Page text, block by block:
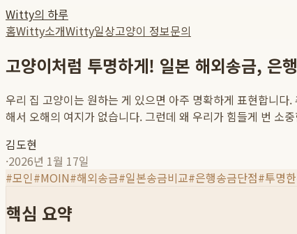
Witty의 하루
홈Witty소개Witty일상고양이 정보문의
고양이처럼 투명하게! 일본 해외송금, 은
우리 집 고양이는 원하는 게 있으면 아주 명확하게 표현합니
해서 오해의 여지가 없습니다. 그런데 왜 우리가 힘들게 번 소
김도현
·2026년 1월 17일
#모인#MOIN#해외송금#일본송금비교#은행송금단점#투명
핵심 요약